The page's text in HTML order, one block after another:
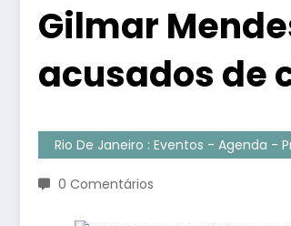
Gilmar
acusados de
Rio De Janeiro : Eventos - Agenda -
0 Comentários